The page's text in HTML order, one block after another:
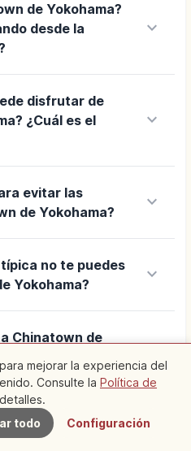
de Yokohama?
desde la
keyboard_arrow_down
disfrutar de
¿Cuál es el
keyboard_arrow_down
evitar las
de Yokohama?
keyboard_arrow_down
no te puedes
Yokohama?
keyboard_arrow_down
Chinatown de
aparcamiento?
keyboard_arrow_down
en Chinatown de
keyboard_arrow_down
Cercanos
mejorar la experiencia del
Consulte la Política de
todo Configuración